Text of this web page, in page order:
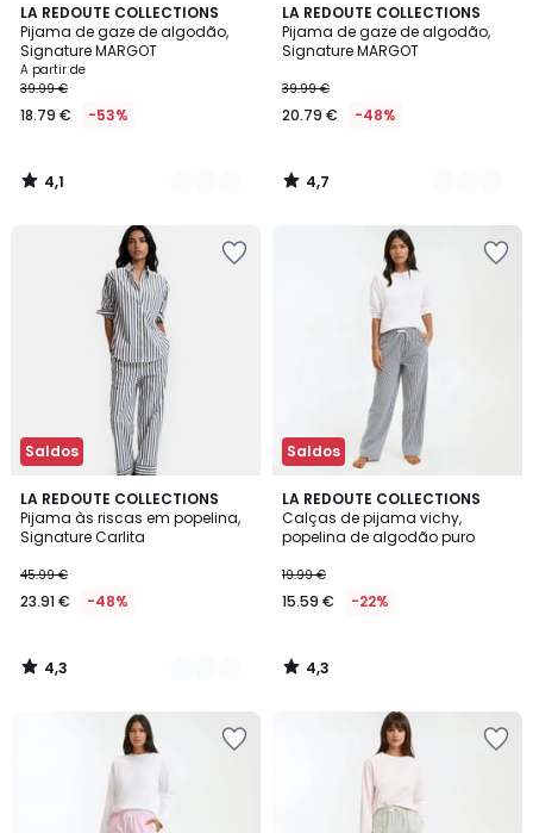
LA REDOUTE COLLECTIONS
Pijama de gaze de algodão,
Signature MARGOT
A partir de
39.99 €
18.79 € -53%
4,1
/ 5
4
Cores
4,1
/
LA REDOUTE COLLECTIONS
Pijama de gaze de algodão,
Signature MARGOT
39.99 €
20.79 € -48%
4,7
/ 5
4
Cores
4,7
/
Saldos
LA REDOUTE COLLECTIONS
Pijama às riscas em popelina,
Signature Carlita
45.99 €
23.91 € -48%
4,3
/ 5
3
Cores
4,3
/
Saldos
LA REDOUTE COLLECTIONS
Calças de pijama vichy,
popelina de algodão puro
19.99 €
15.59 € -22%
4,3
/ 5
4,3
/